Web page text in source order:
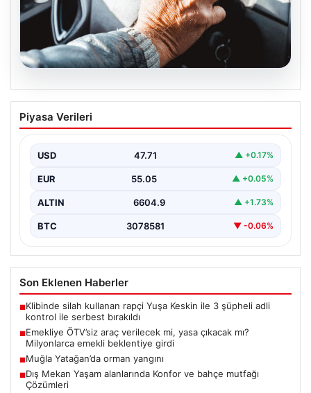
Emekliye ÖTV’siz araç verilecek mi,
yasa çıkacak mı? Milyonlarca emekli
Piyasa Verileri
USD 47.71 ▲ +0.17%
EUR 55.05 ▲ +0.05%
ALTIN 6604.9 ▲ +1.73%
BTC 3078581 ▼ -0.06%
Son Eklenen Haberler
■Klibinde silah kullanan rapçi Yuşa Keskin ile 3 şüpheli adli
kontrol ile serbest bırakıldı
■Emekliye ÖTV’siz araç verilecek mi, yasa çıkacak mı?
Milyonlarca emekli beklentiye girdi
■Muğla Yatağan’da orman yangını
■Dış Mekan Yaşam alanlarında Konfor ve bahçe mutfağı
Çözümleri